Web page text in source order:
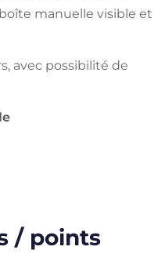
manuelle visible et
avec possibilité de
/ points